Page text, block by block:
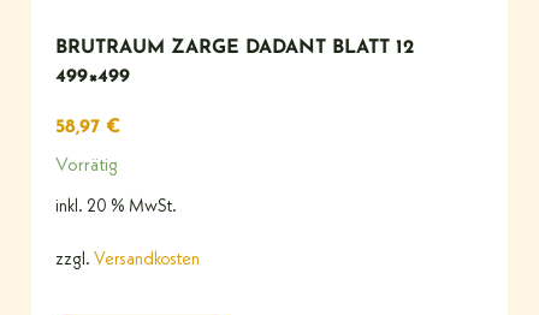
BRUTRAUM ZARGE DADANT BLATT 12
499×499
58,97 €
Vorrätig
inkl. 20 % MwSt.
zzgl. Versandkosten